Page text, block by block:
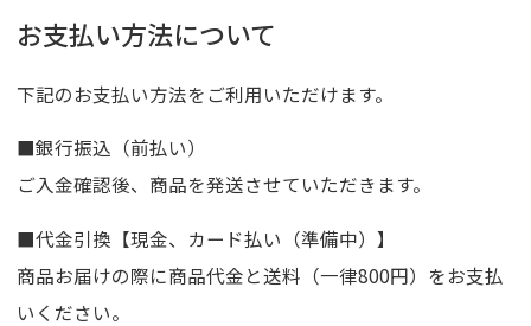
お支払い方法について
下記のお支払い方法をご利用いただけます。
■銀行振込（前払い）
ご入金確認後、商品を発送させていただきます。
■代金引換【現金、カード払い（準備中）】
商品お届けの際に商品代金と送料（一律800円）をお支払
いください。